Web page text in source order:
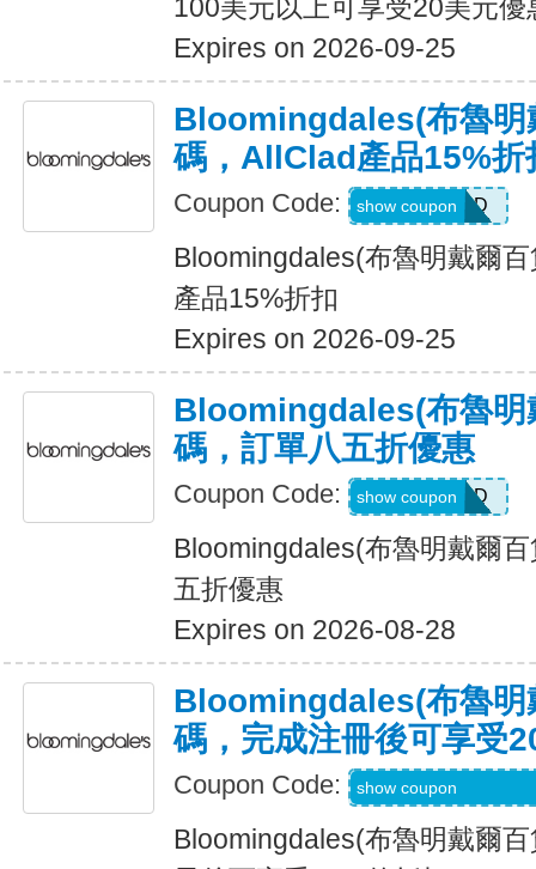
100美元以上可享受20美元優
Expires on 2026-09-25
Bloomingdales(布魯明
碼，AllClad產品15%折
Coupon Code: ALLCLAD
show coupon
Bloomingdales(布魯明戴爾
產品15%折扣
Expires on 2026-09-25
Bloomingdales(布魯明
碼，訂單八五折優惠
Coupon Code: ALLCLAD
show coupon
Bloomingdales(布魯明戴爾
五折優惠
Expires on 2026-08-28
Bloomingdales(布魯明
碼，完成注冊後可享受
Coupon Code: Code Provided
show coupon
Bloomingdales(布魯明戴爾